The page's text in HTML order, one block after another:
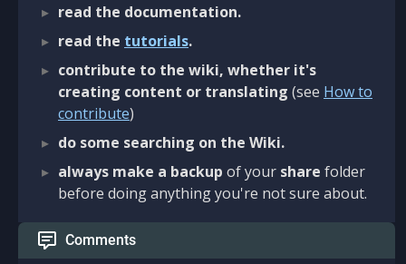
read the documentation.
read the tutorials.
contribute to the wiki, whether it's
creating content or translating (see How to
contribute)
do some searching on the Wiki.
always make a backup of your share folder
before doing anything you're not sure about.
Comments